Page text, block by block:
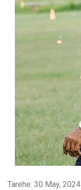
Tarehe: 30 May, 2024